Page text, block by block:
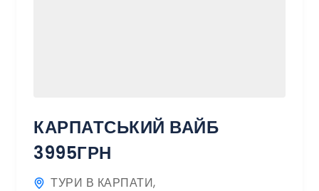
КАРПАТСЬКИЙ ВАЙБ
3995ГРН
ТУРИ В КАРПАТИ,